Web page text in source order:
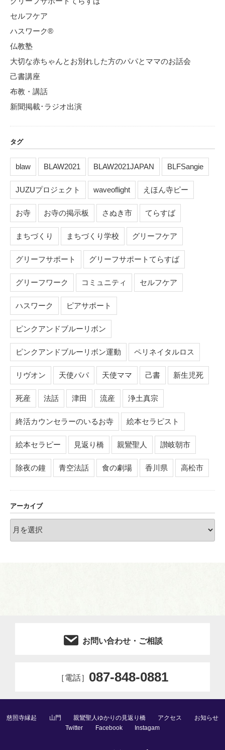
セルフケア
ハスワーク®
仏教塾
大切な赤ちゃんとお別れした方のパパとママのお話会
己書講座
布教・講話
新聞掲載･ラジオ出演
タグ
blaw BLAW2021 BLAW2021JAPAN BLFSangie
JUZUプロジェクト waveoflight えほん寺ピー
お寺 お寺の掲示板 さぬき市 てらすば
まちづくり まちづくり学校 グリーフケア
グリーフサポート グリーフサポートてらすば
グリーフワーク コミュニティ セルフケア
ハスワーク ピアサポート
ピンクアンドブルーリボン
ピンクアンドブルーリボン運動 ペリネイタルロス
リヴオン 天使パパ 天使ママ 己書 新生児死
死産 法話 津田 流産 浄土真宗
終活カウンセラーのいるお寺 絵本セラピスト
絵本セラピー 見返り橋 親鸞聖人 讃岐朝市
除夜の鐘 青空法話 食の劇場 香川県 高松市
アーカイブ
ー
お問い合わせ・ご相談
［電話］ 087-848-0881
慈照寺縁起 山門 親鸞聖人ゆかりの見返り橋 アクセス
お知らせ
Twitter
Facebook Instagam